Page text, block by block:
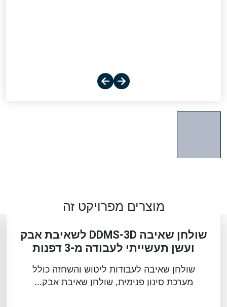
מוצרים מפרויקט זה
שולחן שאיבה DDMS-3D לשאיבת אבק
ועשן תעשייתי לעבודה מ-3 דפנות
שולחן שאיבה לעבודות ליטוש והשחזה כולל
מערכת סינון פנימית, שולחן שאיבת אבק...